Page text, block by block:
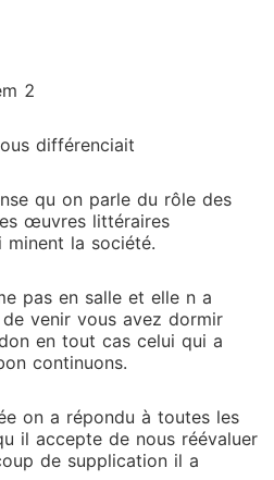
2
différenciait
qu on parle du rôle des
œuvres littéraires
minent la société.
pas en salle et elle n a
venir vous avez dormir
en tout cas celui qui a
continuons.
on a répondu à toutes les
il accepte de nous réévaluer
de supplication il a